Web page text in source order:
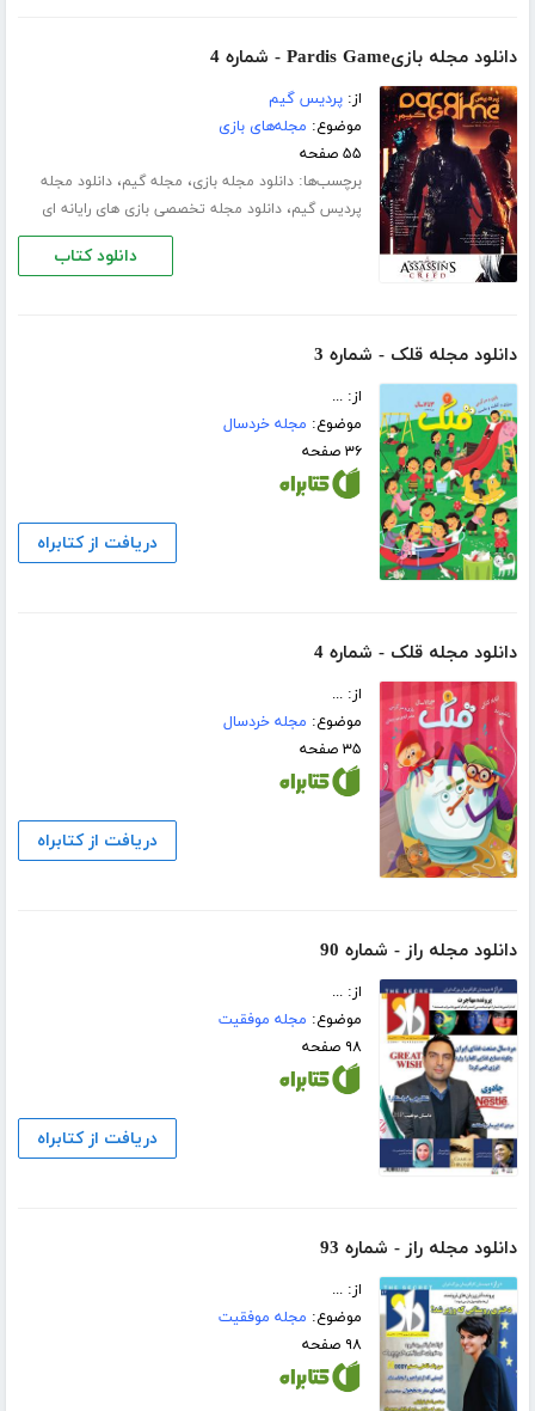
دانلود مجله بازیPardis Game - شماره 4
از:پردیس گیم
موضوع: مجله‌های بازی
۵۵ صفحه
برچسب‌ها:دانلود مجله بازی، مجله گیم،دانلود مجله
پردیس گیم،دانلود مجله تخصصی بازی های رایانه ای
دانلود کتاب
دانلود مجله قلک - شماره 3
از: ...
موضوع: مجله خردسال
۳۶ صفحه
دریافت از کتابراه
دانلود مجله قلک - شماره 4
از: ...
موضوع: مجله خردسال
۳۵ صفحه
دریافت از کتابراه
دانلود مجله راز - شماره 90
از: ...
موضوع: مجله موفقیت
۹۸ صفحه
دریافت از کتابراه
دانلود مجله راز - شماره 93
از: ...
موضوع: مجله موفقیت
۹۸ صفحه